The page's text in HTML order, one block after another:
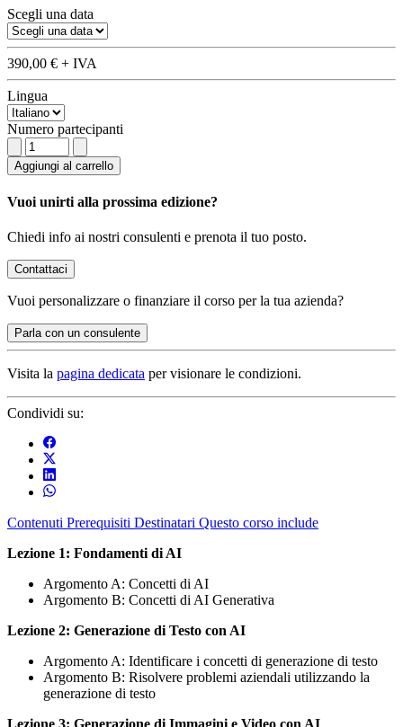
Scegli una data
390,00 € + IVA
Lingua
Numero partecipanti
Aggiungi al carrello
Vuoi unirti alla prossima edizione?
Chiedi info ai nostri consulenti e prenota il tuo posto.
Contattaci
Vuoi personalizzare o finanziare il corso per la tua azienda?
Parla con un consulente
Visita la pagina dedicata per visionare le condizioni.
Condividi su:
Contenuti Prerequisiti Destinatari Questo corso include
Lezione 1: Fondamenti di AI
Argomento A: Concetti di AI
Argomento B: Concetti di AI Generativa
Lezione 2: Generazione di Testo con AI
Argomento A: Identificare i concetti di generazione di testo
Argomento B: Risolvere problemi aziendali utilizzando la
generazione di testo